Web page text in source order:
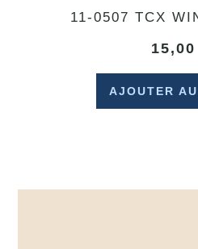
11-0507 TCX
15,00
AJOUTER